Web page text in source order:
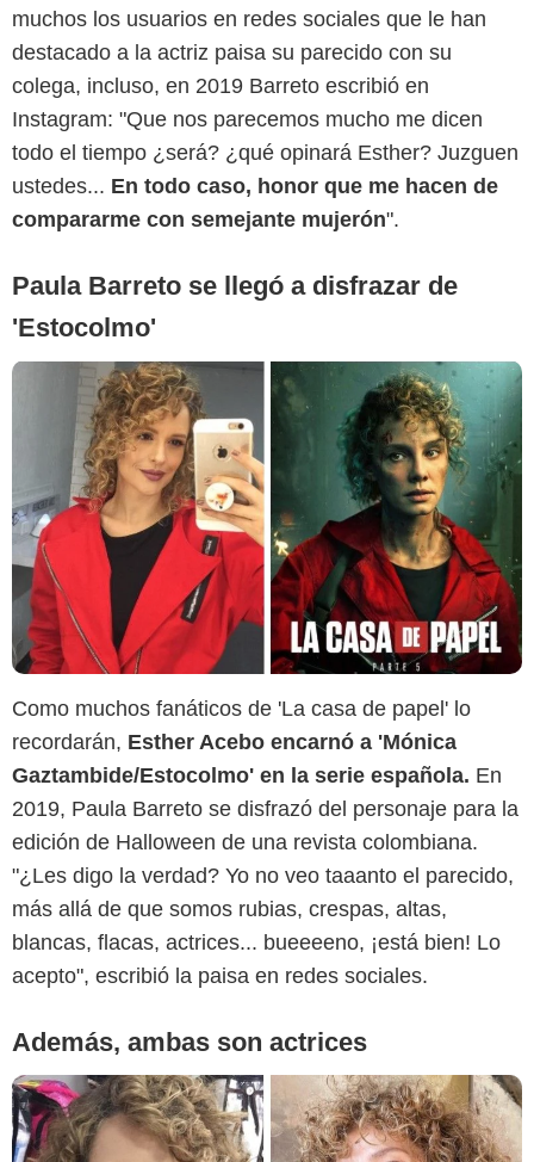
muchos los usuarios en redes sociales que le han
destacado a la actriz paisa su parecido con su
colega, incluso, en 2019 Barreto escribió en
Instagram: "Que nos parecemos mucho me dicen
todo el tiempo ¿será? ¿qué opinará Esther? Juzguen
ustedes... En todo caso, honor que me hacen de
compararme con semejante mujerón".
Paula Barreto se llegó a disfrazar de
'Estocolmo'
Instagram @paulabarretov
Como muchos fanáticos de 'La casa de papel' lo
recordarán, Esther Acebo encarnó a 'Mónica
Gaztambide/Estocolmo' en la serie española. En
2019, Paula Barreto se disfrazó del personaje para la
edición de Halloween de una revista colombiana.
"¿Les digo la verdad? Yo no veo taaanto el parecido,
más allá de que somos rubias, crespas, altas,
blancas, flacas, actrices... bueeeeno, ¡está bien! Lo
acepto", escribió la paisa en redes sociales.
Además, ambas son actrices
Instagram @paulabarretov